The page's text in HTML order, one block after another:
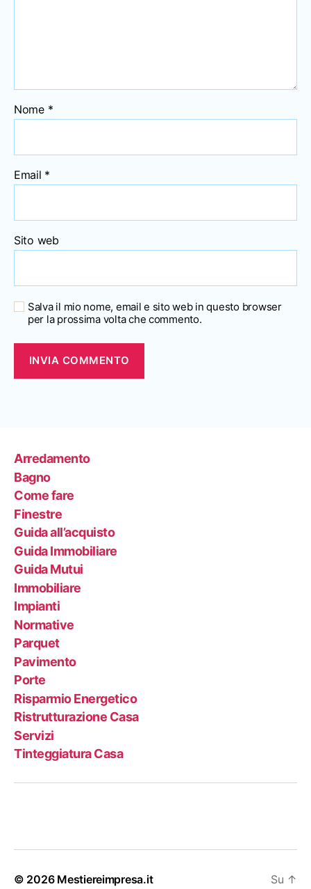
Nome *
Email *
Sito web
Salva il mio nome, email e sito web in questo browser
per la prossima volta che commento.
Arredamento
Bagno
Come fare
Finestre
Guida all’acquisto
Guida Immobiliare
Guida Mutui
Immobiliare
Impianti
Normative
Parquet
Pavimento
Porte
Risparmio Energetico
Ristrutturazione Casa
Servizi
Tinteggiatura Casa
© 2026 Mestiereimpresa.it Su ↑